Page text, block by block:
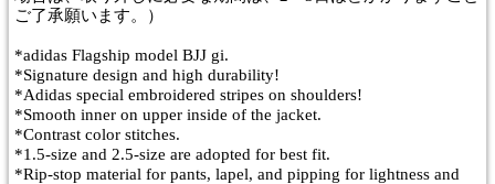
ご了承願います。）
*adidas Flagship model BJJ gi.
*Signature design and high durability!
*Adidas special embroidered stripes on shoulders!
*Smooth inner on upper inside of the jacket.
*Contrast color stitches.
*1.5-size and 2.5-size are adopted for best fit.
*Rip-stop material for pants, lapel, and pipping for lightness and